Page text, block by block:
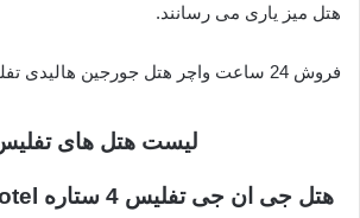
هتل میز یاری می رسانند.
فروش 24 ساعت واچر هتل جورجین هالیدی تفلیس در قاره پیما
لیست هتل های
هتل جی ان جی تفلیس 4 ستاره GNG Hotel